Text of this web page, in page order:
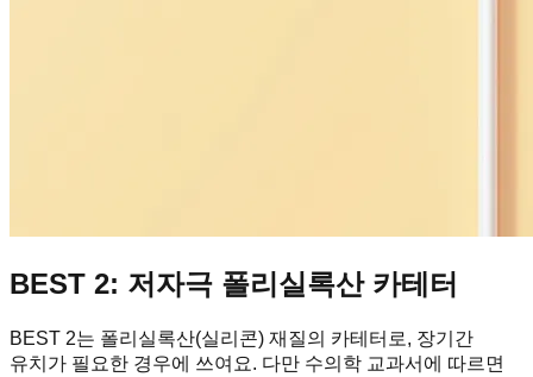
BEST 2: 저자극 폴리실록산 카테터
BEST 2는 폴리실록산(실리콘) 재질의 카테터로, 장기간
유치가 필요한 경우에 쓰여요. 다만 수의학 교과서에 따르면